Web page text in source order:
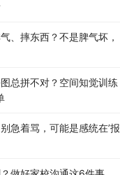
、摔东西？不是脾气坏，
总拼不对？空间知觉训练
急着骂，可能是感统在’报